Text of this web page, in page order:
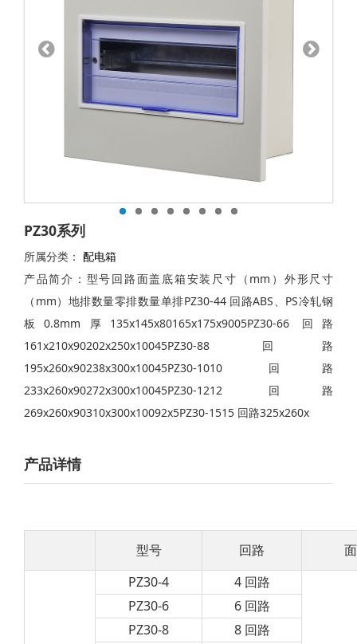
PZ30系列
所属分类： 配电箱
产品简介：型号回路面盖底箱安装尺寸（mm）外形尺寸
（mm）地排数量零排数量单排PZ30-44 回路ABS、PS冷轧钢
板0.8mm厚135x145x80165x175x9005PZ30-66 回路
161x210x90202x250x10045PZ30-88 回路
195x260x90238x300x10045PZ30-1010 回路
233x260x90272x300x10045PZ30-1212 回路
269x260x90310x300x10092x5PZ30-1515 回路325x260x
产品详情
型号 回路
PZ30-4 4 回路
PZ30-6
6 回路
PZ30-8
8 回路